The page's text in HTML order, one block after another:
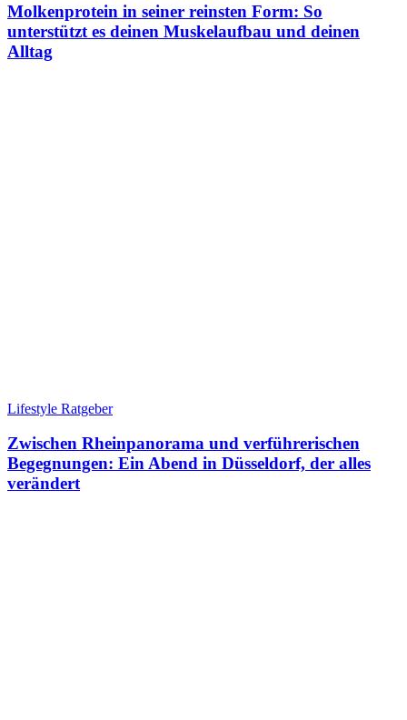
Molkenprotein in seiner reinsten Form: So
unterstützt es deinen Muskelaufbau und deinen
Alltag
Lifestyle Ratgeber
Zwischen Rheinpanorama und verführerischen
Begegnungen: Ein Abend in Düsseldorf, der alles
verändert